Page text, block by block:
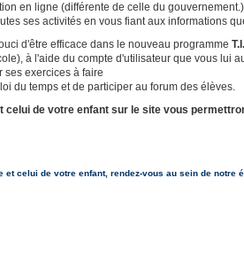
en ligne (différente de celle du gouvernement.)
ses activités en vous fiant aux informations
d'être efficace dans le nouveau programme
à l'aide du compte d'utilisateur que vous lui
ses exercices à faire
du temps et de participer au forum des élèves.
de votre enfant sur le site vous
et celui de votre enfant, rendez-vous au sein de notre